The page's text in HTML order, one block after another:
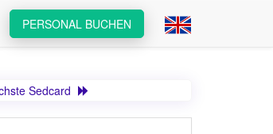
PERSONAL BUCHEN
Sedcard